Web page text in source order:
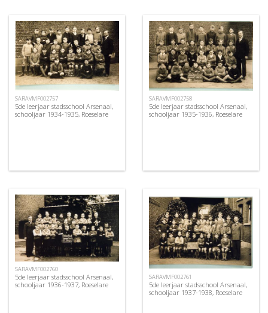
SARAVMF002757
5de leerjaar stadsschool Arsenaal,
schooljaar 1934-1935, Roeselare
SARAVMF002758
5de leerjaar stadsschool Arsenaal,
schooljaar 1935-1936, Roeselare
SARAVMF002760
5de leerjaar stadsschool Arsenaal,
schooljaar 1936-1937, Roeselare
SARAVMF002761
5de leerjaar stadsschool Arsenaal,
schooljaar 1937-1938, Roeselare